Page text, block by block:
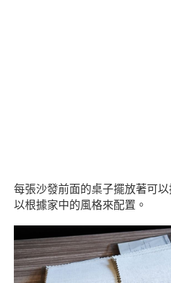
每張沙發前面的桌子擺放著可
以根據家中的風格來配置。